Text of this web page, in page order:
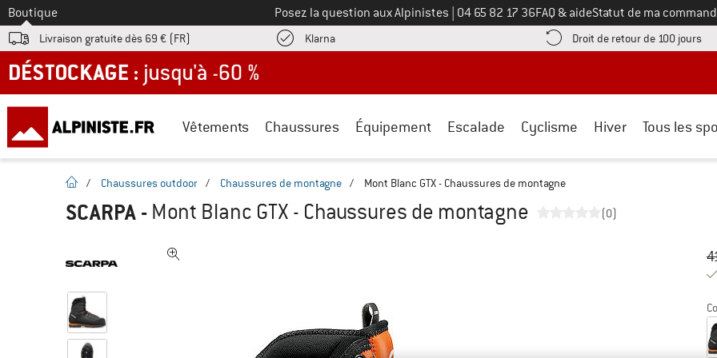
Vers le
Boutique Posez la question aux Alpinistes Appelez-nous au
04 65 82 17 36FAQ & aideStatut de ma
Livraison gratuite dès 69 € (FR) KlarnaTrouve les informations de paiement ici ! Ouvre une boîte d'information
Droit de retour de 100 jours
DÉSTOCKAGE : jusqu'à -60 %
Vêtements Chaussures Équipement Escalade Cyclisme Hiver Tous les
Page d'accueil
/ Chaussures outdoor / Chaussures de montagne / Mont Blanc GTX - Chaussures de montagne
SCARPA - Mont Blanc GTX - Chaussures de montagne (0)